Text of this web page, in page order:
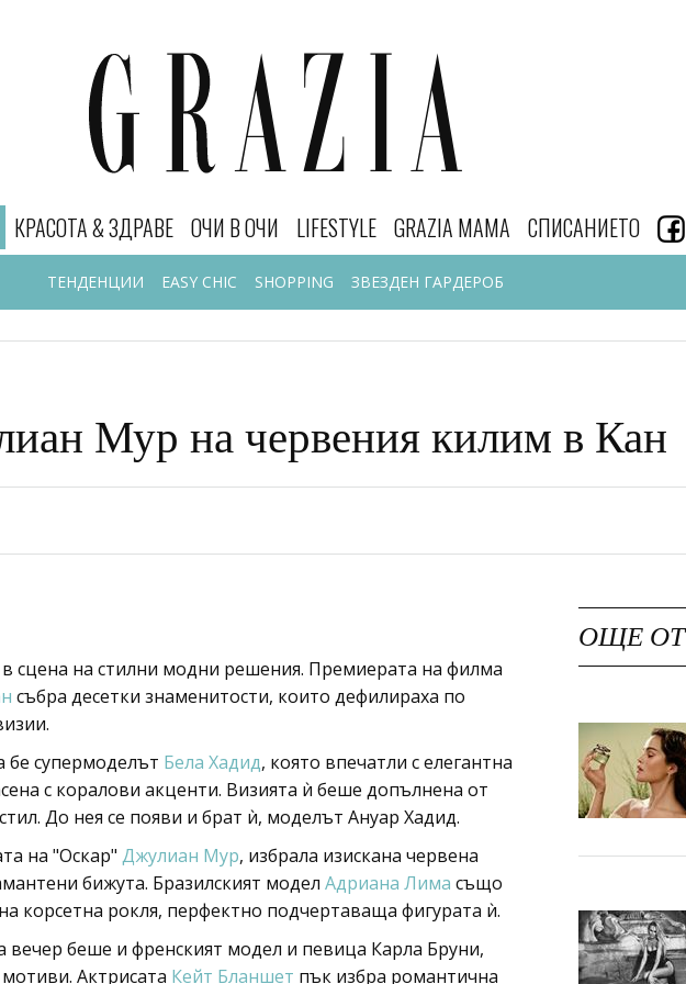
ТЕНДЕНЦИИ EASY CHIC SHOPPING ЗВЕЗДЕН ГАРДЕРОБ
КРАСОТА & ЗДРАВЕ ОЧИ В ОЧИ LIFESTYLE GRAZIA MAMA СПИСАНИЕТО
Мур на червения килим в Кан
сцена на стилни модни решения. Премиерата на филма
събра десетки знаменитости, които дефилираха по
бе супермоделът Бела Хадид, която впечатли с елегантна
с коралови акценти. Визията ѝ беше допълнена от
До нея се появи и брат ѝ, моделът Ануар Хадид.
на "Оскар" Джулиан Мур, избрала изискана червена
бижута. Бразилският модел Адриана Лима също
корсетна рокля, перфектно подчертаваща фигурата ѝ.
вечер беше и френският модел и певица Карла Бруни,
Актрисата Кейт Бланшет пък избра романтична
ОЩЕ ОТ